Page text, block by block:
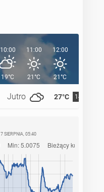
Jutro 27°C 14°C
10:00
19°C
11:00
21°C
12:00
21°C
7 SIERPNIA, 05:40